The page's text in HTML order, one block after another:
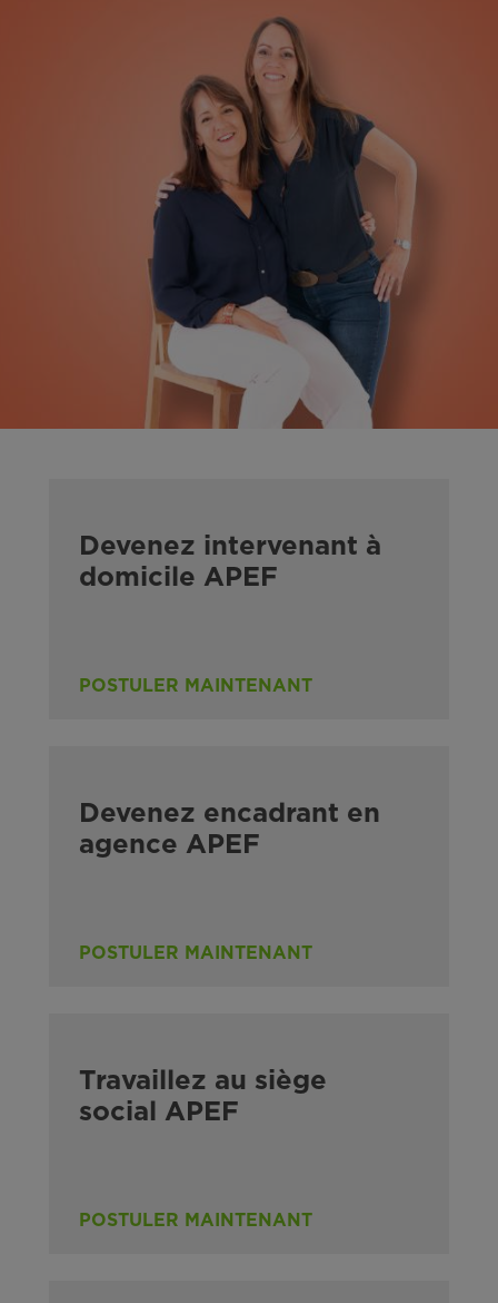
Devenez intervenant à
domicile APEF
POSTULER MAINTENANT
Devenez encadrant en
agence APEF
POSTULER MAINTENANT
Travaillez au siège
social APEF
POSTULER MAINTENANT